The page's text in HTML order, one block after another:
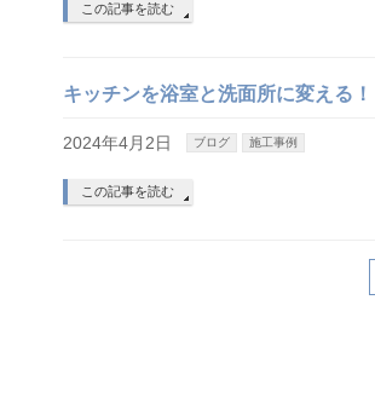
この記事を読む
キッチンを浴室と洗面所に変える！
2024年4月2日 ブログ 施工事例
この記事を読む